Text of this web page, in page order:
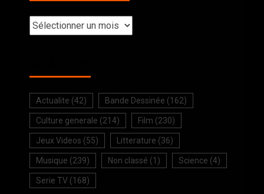
Actualite (42) Bande Dessinée (162)
Culture generale (214) Film (230)
Jeux Videos (55) Litterature (36)
Musique (239) Non classé (1) Science (4)
Serie TV (168)